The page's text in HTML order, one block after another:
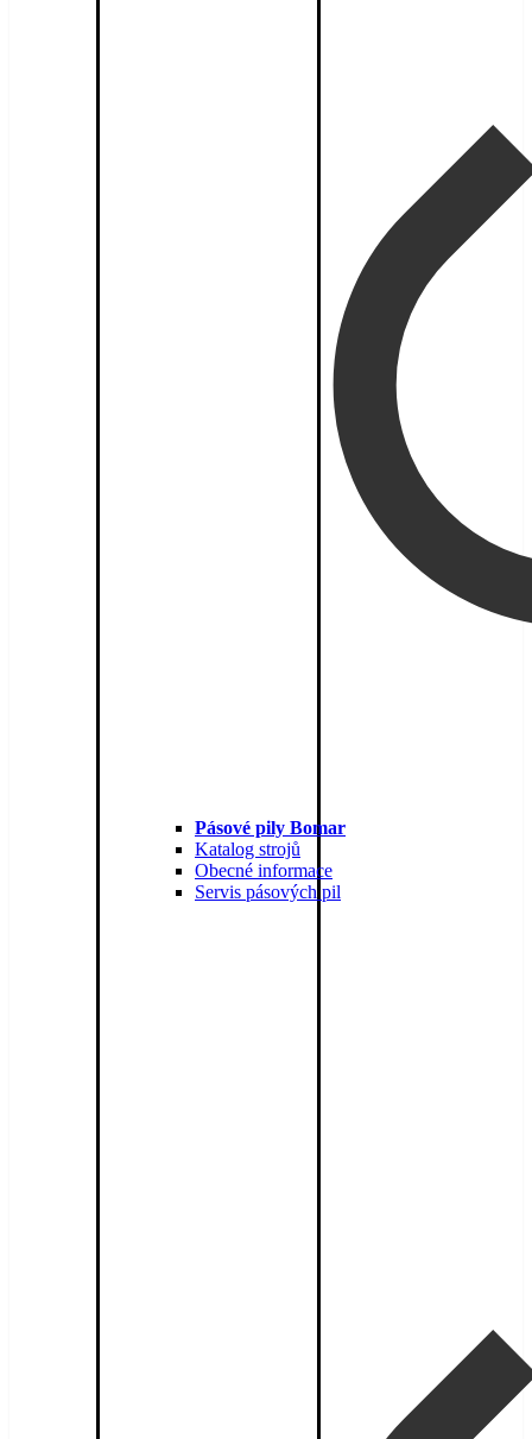
Pásové pily Bomar
Katalog strojů
Obecné informace
Servis pásových pil